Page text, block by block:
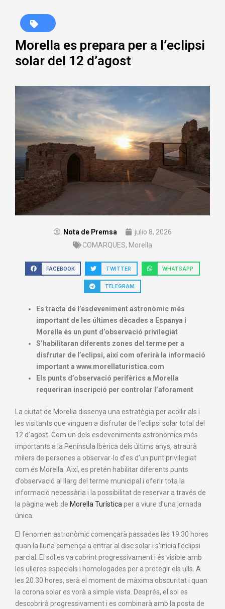
Morella es prepara per a l’eclipsi
solar del 12 d’agost
Nota de Premsa
julio 8, 2026
COMARQUES, Morella
FACEBOOK TWITTER WHATSAPP
TELEGRAM
Es tracta de l’esdeveniment astronòmic més
important de les últimes dècades a Espanya i
Morella és un punt d’observació privilegiat
S’habilitaran diferents zones del terme per a
disfrutar de l’eclipsi, així com oferirà la informació
important a www.morellaturistica.com
Els punts d’observació perifèrics a Morella
requeriran inscripció per controlar l’aforament
La ciutat de Morella dissenya una estratègia per acollir als i
les visitants que vinguen a disfrutar de l’eclipsi solar total del
12 d’agost. Com un dels esdeveniments astronòmics més
importants a la Península Ibèrica dels últims anys, atraurà
milers de persones a observar-lo d’es d’un punt privilegiat
com és Morella. Així, es pretén habilitar diferents punts
d’observació al llarg del terme municipal i oferir tota la
informació necessària i la possibilitat de reservar a través de
la pàgina web de Morella Turística per a viure d’una jornada
única.
El fenomen astronòmic començarà passades les 19.30 hores
quan la lluna comença a entrar al disc solar i s’inicia l’eclipsi
parcial. El sol es va cobrint progressivament i és visible amb
les ulleres especials i homologades per a protegir els ulls. A
les 20.30 hores, serà el moment de màxima obscuritat i quan
la corona solar es vorà a simple vista. Després, el sol es
descobrirà progressivament i es combinarà amb la posta de